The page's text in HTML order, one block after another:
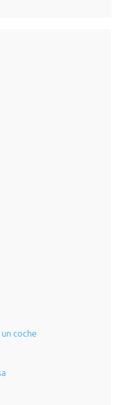
coche